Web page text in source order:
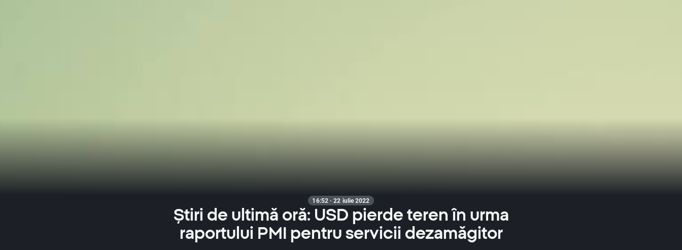
16:52 · 22 iulie 2022
Știri de ultimă oră: USD pierde teren în urma
raportului PMI pentru servicii dezamăgitor